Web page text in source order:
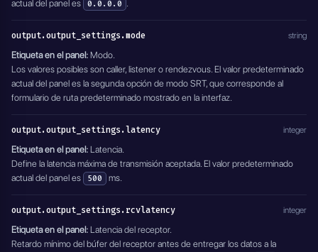
actual del panel es 0.0.0.0 .
output.output_settings.mode string
Etiqueta en el panel: Modo.
Los valores posibles son caller, listener o rendezvous. El valor predeterminado
actual del panel es la segunda opción de modo SRT, que corresponde al
formulario de ruta predeterminado mostrado en la interfaz.
output.output_settings.latency integer
Etiqueta en el panel: Latencia.
Define la latencia máxima de transmisión aceptada. El valor predeterminado
actual del panel es
500 ms.
output.output_settings.rcvlatency integer
Etiqueta en el panel: Latencia del receptor.
Retardo mínimo del búfer del receptor antes de entregar los datos a la